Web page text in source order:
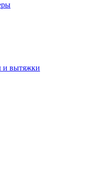
и вытяжки